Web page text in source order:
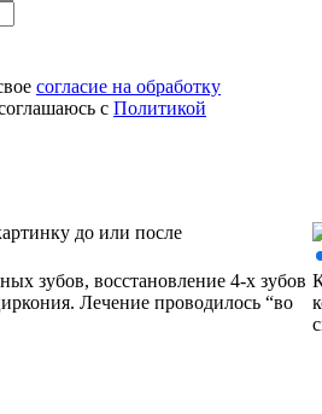
согласие на обработку
c Политикой
до или после
зубов, восстановление 4-х зубов
Лечение проводилось “во